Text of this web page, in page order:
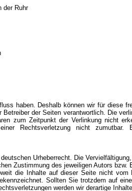
der Ruhr
haben. Deshalb können wir für diese
der Seiten verantwortlich. Die
zum Zeitpunkt der Verlinkung nicht
Rechtsverletzung nicht zumutbar.
Urheberrecht. Die
Zustimmung des jeweiligen Autors bzw.
die Inhalte auf dieser Seite nicht vom
Sollten Sie trotzdem auf
werden wir derartige